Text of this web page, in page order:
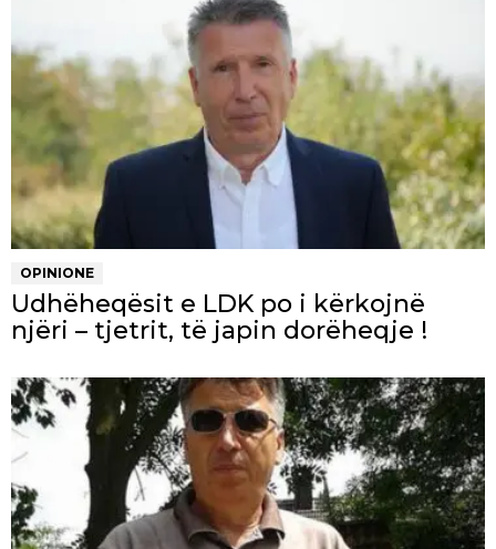
OPINIONE
Udhëheqësit e LDK po i kërkojnë
njëri – tjetrit, të japin dorëheqje !